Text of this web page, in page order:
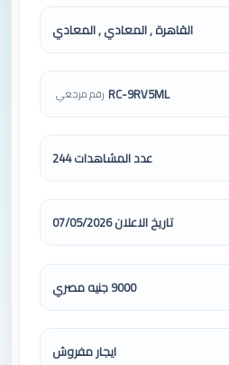
القاهرة , المعادي , المعادي
رقم مرجعي RC-9RV5ML
عدد المشاهدات 244
تاريخ الاعلان 07/05/2026
9000 جنيه مصري
ايجار مفروش